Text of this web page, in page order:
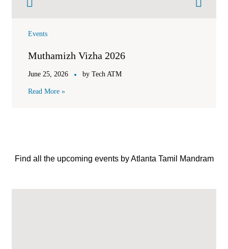
Events
Muthamizh Vizha 2026
June 25, 2026 by Tech ATM
Read More »
Find all the upcoming events by Atlanta Tamil Mandram